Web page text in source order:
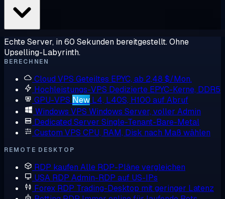
Echte Server, in 60 Sekunden bereitgestellt. Ohne
Upselling-Labyrinth.
BERECHNEN
Cloud VPS Geteiltes EPYC, ab 2,48 $/Mon.
Hochleistungs-VPS Dedizierte EPYC-Kerne, DDR5
GPU-VPS New L4, L40S, H100 auf Abruf
Windows VPS Windows Server, voller Admin
Dedicated Server Single-Tenant-Bare-Metal
Custom VPS CPU, RAM, Disk nach Maß wählen
REMOTE DESKTOP
RDP kaufen Alle RDP-Pläne vergleichen
USA RDP Admin-RDP auf US-IPs
Forex RDP Trading-Desktop mit geringer Latenz